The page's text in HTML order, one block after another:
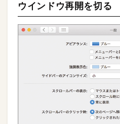
ウインドウ再開を切る